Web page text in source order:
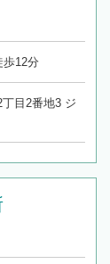
12分
目2番地3 ジ